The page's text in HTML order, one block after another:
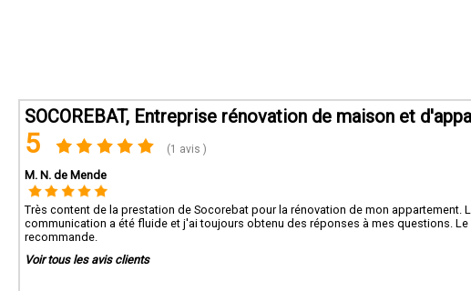
SOCOREBAT, Entreprise rénovation de maison et
5 (1 avis )
M. N. de Mende
Très content de la prestation de Socorebat pour la rénovation de mon appartement.
communication a été fluide et j'ai toujours obtenu des réponses à mes questions.
recommande.
Voir tous les avis clients